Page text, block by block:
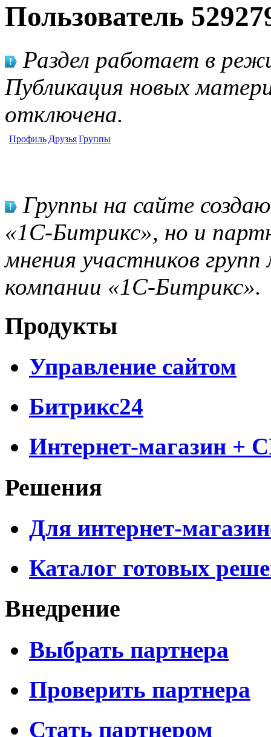
Пользователь
Раздел работает в
Публикация новых
отключена.
Профиль ДрузьяГруппы
Группы на сайте
«1С-Битрикс», но и
мнения участников
компании «1С-Битрикс».
Продукты
Управление сайтом
Битрикс24
Интернет-магазин +
Решения
Для интернет-
Каталог готовых
Внедрение
Выбрать партнера
Проверить партнера
Стать партнером